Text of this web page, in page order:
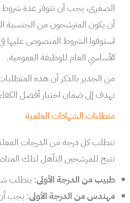
الصغرى، يجب أن تتوفر عدة
أن يكون المترشحون من الجنسية
الأساسي العام للوظيفة العمومية.
من الجدير بالذكر أن هذه
تهدف إلى ضمان اختيار أفضل
متطلبات الشهادات العلمية
تتطلب كل درجة من الدرجات
تتيح للمرشحين التأهل لتلك
طبيب من الدرجة الأولى: يتطلب
مهندس من الدرجة الأولى: يجب